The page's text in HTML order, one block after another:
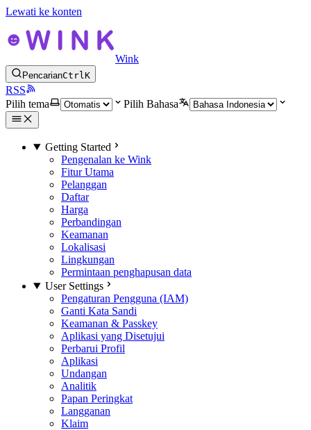
Lewati ke konten
Wink
PencarianCtrlK
RSS
Pilih tema
Pilih Bahasa
Getting Started
Pengenalan ke Wink
Fitur Utama
Pelanggan
Daftar
Harga
Perbandingan
Keamanan
Lokalisasi
Lingkungan
Permintaan penghapusan data
User Settings
Pengaturan Pengguna (IAM)
Ganti Kata Sandi
Keamanan & Passkey
Aplikasi yang Disetujui
Perbarui Profil
Aplikasi
Undangan
Analitik
Papan Peringkat
Langganan
Klaim